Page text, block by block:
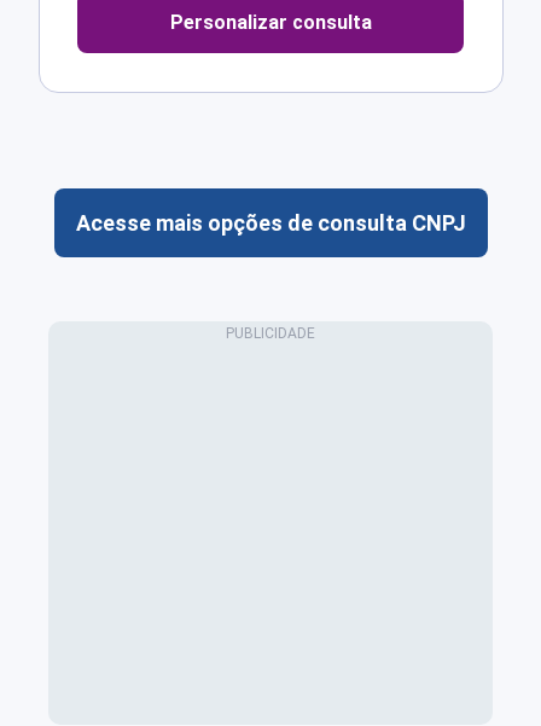
Personalizar consulta
Acesse mais opções de consulta CNPJ